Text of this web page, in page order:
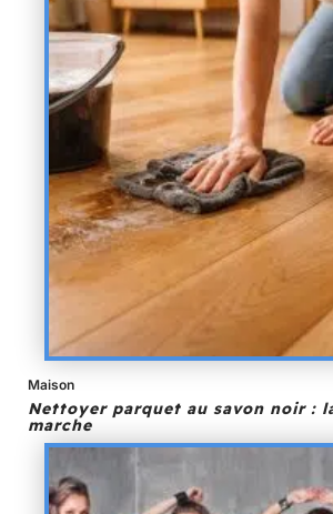
Maison
Nettoyer parquet au savon noir :
marche